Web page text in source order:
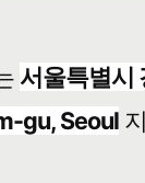
서울특별시
gu, Seoul